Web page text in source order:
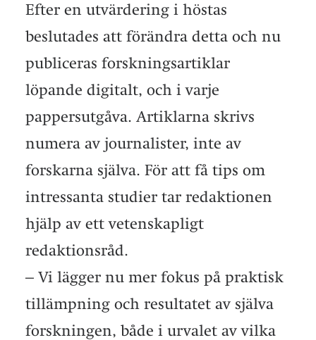
Efter en utvärdering i höstas
beslutades att förändra detta och nu
publiceras forskningsartiklar
löpande digitalt, och i varje
pappersutgåva. Artiklarna skrivs
numera av journalister, inte av
forskarna själva. För att få tips om
intressanta studier tar redaktionen
hjälp av ett vetenskapligt
redaktionsråd.
– Vi lägger nu mer fokus på praktisk
tillämpning och resultatet av själva
forskningen, både i urvalet av vilka